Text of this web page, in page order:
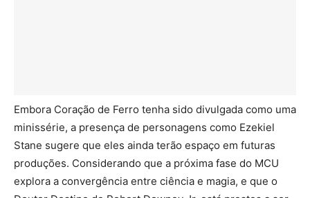
Embora Coração de Ferro tenha sido divulgada como uma
minissérie, a presença de personagens como Ezekiel
Stane sugere que eles ainda terão espaço em futuras
produções. Considerando que a próxima fase do MCU
explora a convergência entre ciência e magia, e que o